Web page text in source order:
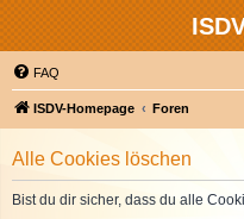
FAQ
ISDV-Homepage Foren
Alle Cookies löschen
Bist du dir sicher, dass du alle